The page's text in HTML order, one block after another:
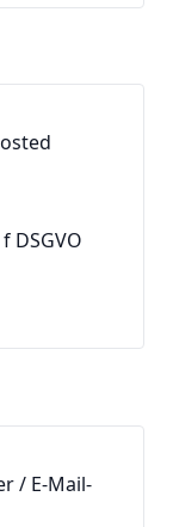
DSGVO
/ E-Mail-